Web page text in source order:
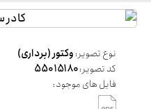
نوع تصویر:وکتور (برداری)
کد تصویر:55015180
فایل های موجود: